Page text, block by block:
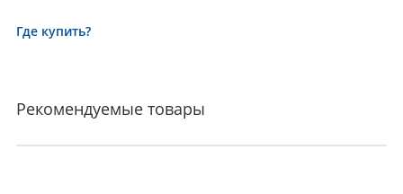
Где купить?
Рекомендуемые товары